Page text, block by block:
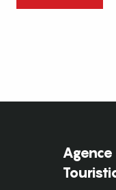
Pyrénées-
idéale
Agence